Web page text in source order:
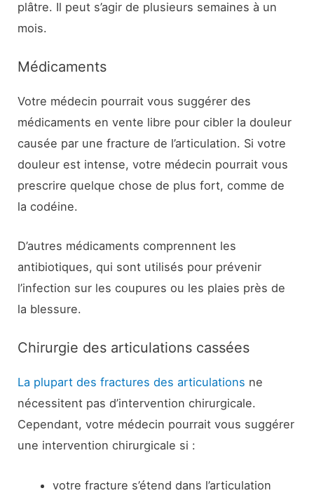
plâtre. Il peut s’agir de plusieurs semaines à un
mois.
Médicaments
Votre médecin pourrait vous suggérer des
médicaments en vente libre pour cibler la douleur
causée par une fracture de l’articulation. Si votre
douleur est intense, votre médecin pourrait vous
prescrire quelque chose de plus fort, comme de
la codéine.
D’autres médicaments comprennent les
antibiotiques, qui sont utilisés pour prévenir
l’infection sur les coupures ou les plaies près de
la blessure.
Chirurgie des articulations cassées
La plupart des fractures des articulations ne
nécessitent pas d’intervention chirurgicale.
Cependant, votre médecin pourrait vous suggérer
une intervention chirurgicale si :
votre fracture s’étend dans l’articulation